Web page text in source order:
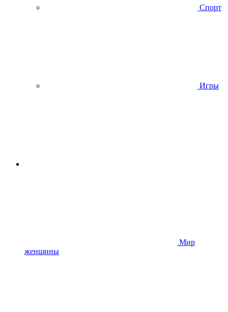
Спорт
Игры
Мир
женщины